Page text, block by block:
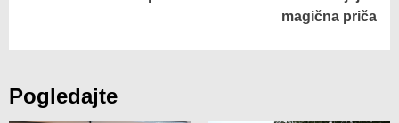
magična priča
Pogledajte